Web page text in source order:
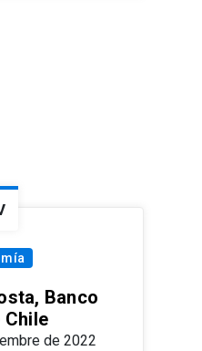
Banco
Chile
de 2022